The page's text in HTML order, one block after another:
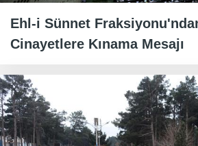
Ehl-i Sünnet
Cinayetlere Kınama Mesajı